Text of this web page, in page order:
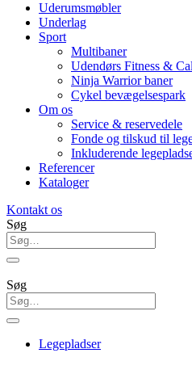
Uderumsmøbler
Underlag
Sport
Multibaner
Udendørs Fitness &
Ninja Warrior baner
Cykel bevægelsespark
Om os
Service & reservedele
Fonde og tilskud til
Inkluderende
Referencer
Kataloger
Kontakt os
Søg
Søg
Legepladser